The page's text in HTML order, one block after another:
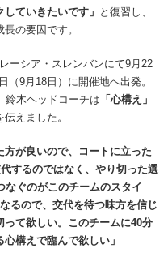
ていきたいです」 と復習し、
の要因です。
ーシア・スレンバンにて9月22
（9月18日）に開催地へ出発。
鈴木ヘッドコーチは 「心構え」
えました。
方が良いので、コートに立った
するのではなく、やり切った選
なぐのがこのチームのスタイ
るので、交代を待つ味方を信じ
て欲しい。このチームに40分
構えで臨んで欲しい」